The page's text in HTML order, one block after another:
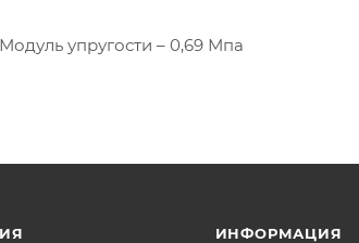
Модуль упругости – 0,69 Мпа
ИНФОРМАЦИЯ